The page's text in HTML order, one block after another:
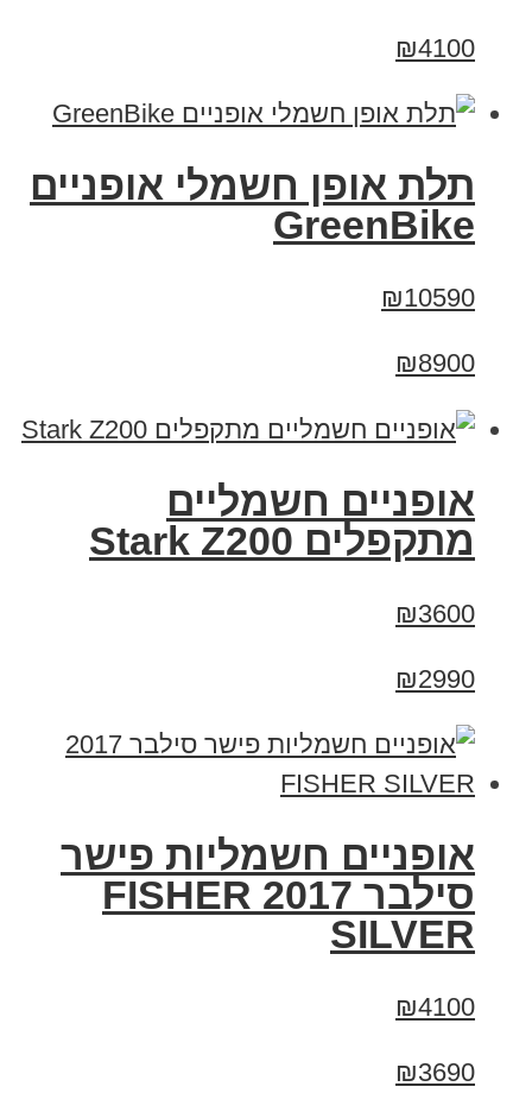
₪4100
תלת אופן חשמלי אופניים
GreenBike
₪10590
₪8900
‏אופניים חשמליים
‏מתקפלים Stark Z200
₪3600
₪2990
אופניים חשמליות פישר
סילבר 2017 FISHER
SILVER
₪4100
₪3690